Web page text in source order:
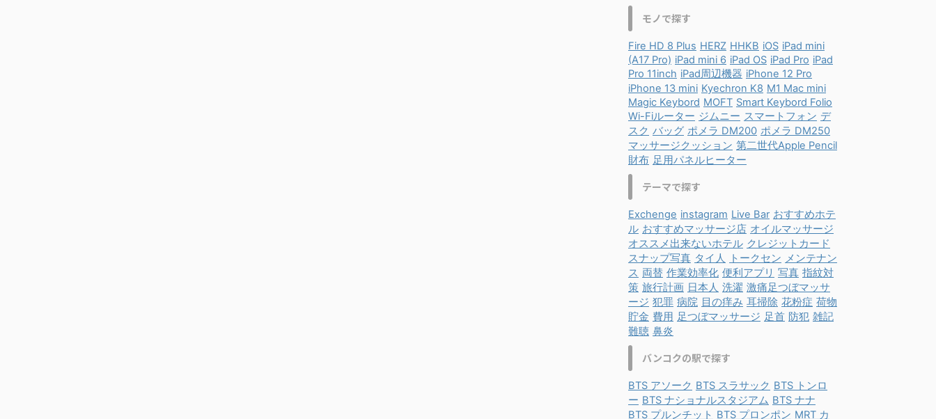
モノで探す
Fire HD 8 Plus HERZ HHKB iOS iPad mini
(A17 Pro) iPad mini 6 iPad OS iPad Pro iPad
Pro 11inch iPad周辺機器 iPhone 12 Pro
iPhone 13 mini Kyechron K8 M1 Mac mini
Magic Keybord MOFT Smart Keybord Folio
Wi-Fiルーター ジムニー スマートフォン デ
スク バッグ ポメラ DM200 ポメラ DM250
マッサージクッション 第二世代Apple Pencil
財布 足用パネルヒーター
テーマで探す
Exchenge instagram Live Bar おすすめホテ
ル おすすめマッサージ店 オイルマッサージ
オススメ出来ないホテル クレジットカード
スナップ写真 タイ人 トークセン メンテナン
ス 両替 作業効率化 便利アプリ 写真 指紋対
策 旅行計画 日本人 洗濯 激痛足つぼマッサ
ージ 犯罪 病院 目の痒み 耳掃除 花粉症 荷物
貯金 費用 足つぼマッサージ 足首 防犯 雑記
難聴 鼻炎
バンコクの駅で探す
BTS アソーク BTS スラサック BTS トンロ
ー BTS ナショナルスタジアム BTS ナナ
BTS プルンチット BTS プロンポン MRT カ